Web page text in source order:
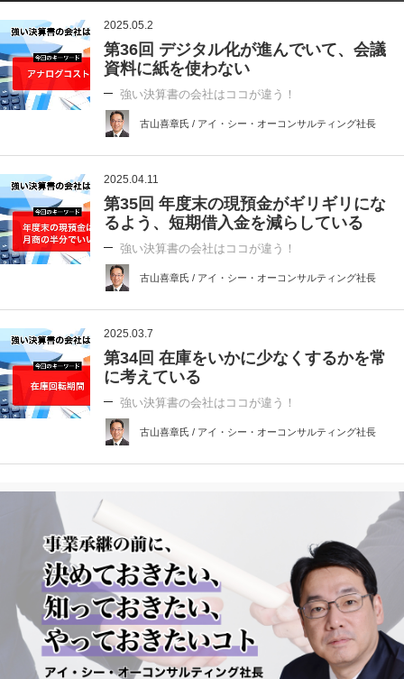
2025.05.2
第36回 デジタル化が進んでいて、会議
資料に紙を使わない
強い決算書の会社はココが違う！
古山喜章氏 / アイ・シー・オーコンサルティング社長
2025.04.11
第35回 年度末の現預金がギリギリにな
るよう、短期借入金を減らしている
強い決算書の会社はココが違う！
古山喜章氏 / アイ・シー・オーコンサルティング社長
2025.03.7
第34回 在庫をいかに少なくするかを常
に考えている
強い決算書の会社はココが違う！
古山喜章氏 / アイ・シー・オーコンサルティング社長